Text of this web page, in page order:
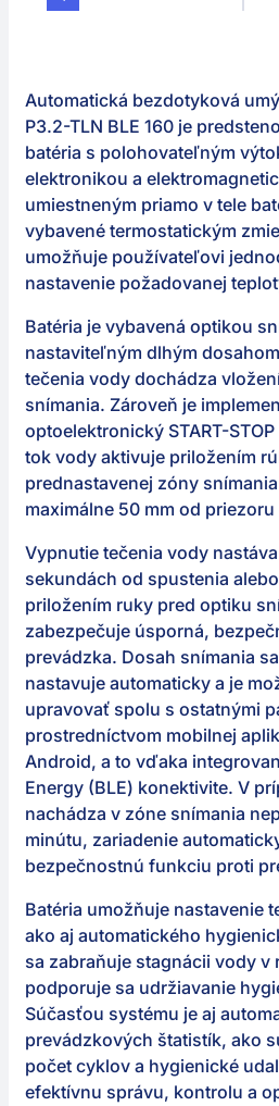
Automatická bezdotyková
P3.2-TLN BLE 160 je
batéria s polohovateľným
elektronikou a
umiestneným priamo v tele
vybavené termostatickým
umožňuje používateľovi
nastavenie požadovanej
Batéria je vybavená optikou
nastaviteľným dlhým
tečenia vody dochádza
snímania. Zároveň je
optoelektronický START-
tok vody aktivuje priložením
prednastavenej zóny
maximálne 50 mm od
Vypnutie tečenia vody
sekundách od spustenia
priložením ruky pred optiku
zabezpečuje úsporná,
prevádzka. Dosah snímania
nastavuje automaticky a je
upravovať spolu s ostatnými
prostredníctvom mobilnej
Android, a to vďaka
Energy (BLE) konektivite. V
nachádza v zóne snímania
minútu, zariadenie
bezpečnostnú funkciu proti
Batéria umožňuje nastavenie
ako aj automatického
sa zabraňuje stagnácii vody v
podporuje sa udržiavanie
Súčasťou systému je aj
prevádzkových štatistík, ako
počet cyklov a hygienické
efektívnu správu, kontrolu a